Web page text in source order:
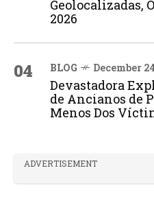
Geolocalizadas,
2026
04 BLOG December
Devastadora
de Ancianos de
Menos Dos
ADVERTISEMENT